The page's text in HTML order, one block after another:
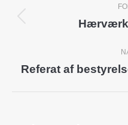
navigation
Hærværk
Referat af